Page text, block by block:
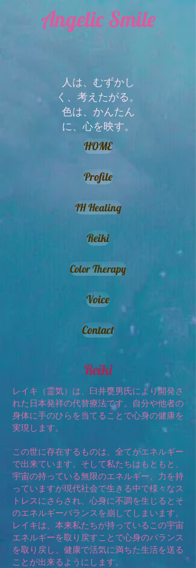
Angelic Smile
人は、むずかし
く、考えたがる。
​色は、かんたん
に、心を映す。
HOME
Profile
IH Healing
Reiki
Color Therapy
Voice
Contact
Reiki
レイキ（霊気）は、臼井甕男氏により開発さ
れた日本発祥の代替療法です。自分や他者の
身体に手のひらを当てることで心身の健康を
実現します。
この世に存在するものは、全てがエネルギー
で出来ています。そして私たちはもともと、
宇宙の持っている無限のエネルギー、力を持
っていますが現代社会で生きる中で様々なス
トレスにさらされ、心身に不調を生じるとそ
のエネルギーバランスを崩してしまいます。
レイキは、本来私たちが持っているこの宇宙
エネルギーを取り戻すことで心身のバランス
を取り戻し、健康で活気に満ちた生活を送る
ことが出来るようにします。